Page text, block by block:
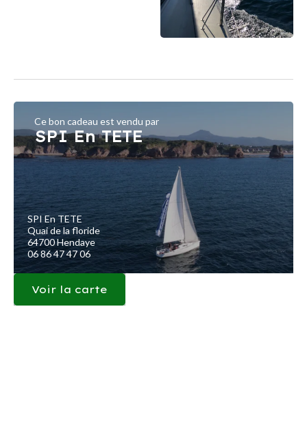
Ce bon cadeau est vendu par
SPI En TETE
SPI En TETE
Quai de la floride
64700 Hendaye
06 86 47 47 06
Voir la carte